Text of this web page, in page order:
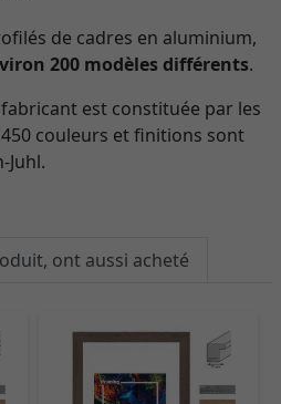
de cadres en aluminium,
200 modèles différents.
est constituée par les
450 couleurs et finitions sont
Juhl.
ont aussi acheté